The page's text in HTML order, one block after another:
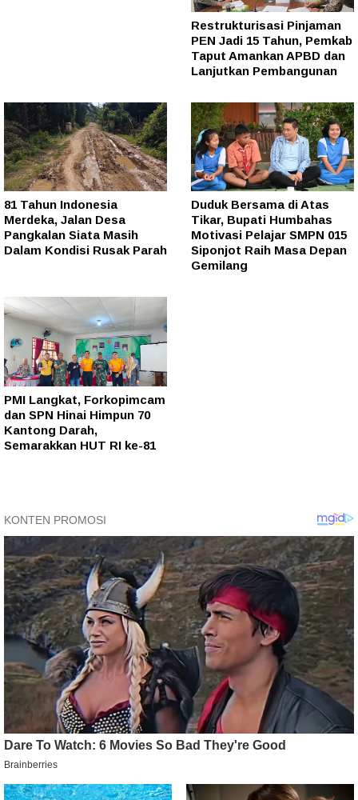
Restrukturisasi Pinjaman
PEN Jadi 15 Tahun, Pemkab
Taput Amankan APBD dan
Lanjutkan Pembangunan
81 Tahun Indonesia
Merdeka, Jalan Desa
Pangkalan Siata Masih
Dalam Kondisi Rusak Parah
Duduk Bersama di Atas
Tikar, Bupati Humbahas
Motivasi Pelajar SMPN 015
Siponjot Raih Masa Depan
Gemilang
PMI Langkat, Forkopimcam
dan SPN Hinai Himpun 70
Kantong Darah,
Semarakkan HUT RI ke-81